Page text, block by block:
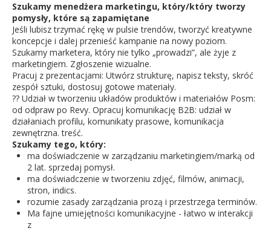
Szukamy menedżera marketingu, który/który tworzy
pomysły, które są zapamiętane
Jeśli lubisz trzymać rękę w pulsie trendów, tworzyć kreatywne
koncepcje i dalej przenieść kampanie na nowy poziom.
Szukamy marketera, który nie tylko „prowadzi”, ale żyje z
marketingiem. Zgłoszenie wizualne.
Pracuj z prezentacjami: Utwórz strukturę, napisz teksty, skróć
zespół sztuki, dostosuj gotowe materiały.
?? Udział w tworzeniu układów produktów i materiałów Posm:
od odpraw po Revy. Opracuj komunikację B2B: udział w
działaniach profilu, komunikaty prasowe, komunikacja
zewnętrzna. treść.
Szukamy tego, który:
ma doświadczenie w zarządzaniu marketingiem/marką od
2 lat. sprzedaj pomysł.
ma doświadczenie w tworzeniu zdjęć, filmów, animacji,
stron, indics.
rozumie zasady zarządzania prozą i przestrzega terminów.
Ma fajne umiejętności komunikacyjne - łatwo w interakcji
z